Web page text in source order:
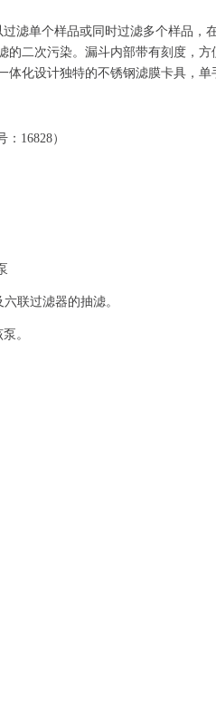
滤单个样品或同时过滤多个样品，
的二次污染。漏斗内部带有刻度，
化设计独特的不锈钢滤膜卡具，单
： 16828）
联过滤器的抽滤。
。